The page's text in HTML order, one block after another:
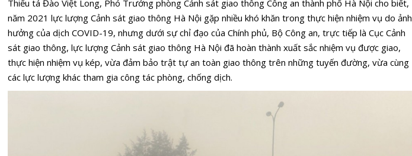
Thiếu tá Đào Việt Long, Phó Trưởng phòng Cảnh sát giao thông Công an thành phố Hà Nội cho biết,
năm 2021 lực lượng Cảnh sát giao thông Hà Nội gặp nhiều khó khăn trong thực hiện nhiệm vụ do ảnh
hưởng của dịch COVID-19, nhưng dưới sự chỉ đạo của Chính phủ, Bộ Công an, trực tiếp là Cục Cảnh
sát giao thông, lực lượng Cảnh sát giao thông Hà Nội đã hoàn thành xuất sắc nhiệm vụ được giao,
thực hiện nhiệm vụ kép, vừa đảm bảo trật tự an toàn giao thông trên những tuyến đường, vừa cùng
các lực lượng khác tham gia công tác phòng, chống dịch.